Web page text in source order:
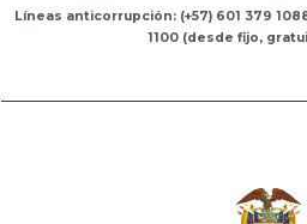
Líneas anticorrupción: (+57) 601 379
1100 (desde fijo,